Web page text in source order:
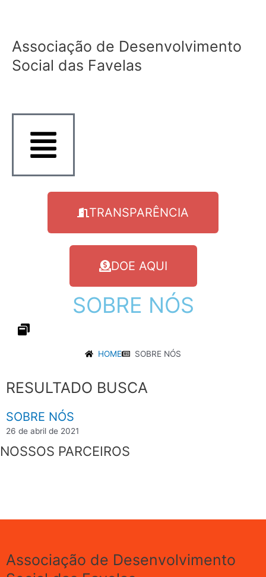
conteúdo
Associação de Desenvolvimento
Social das Favelas
TRANSPARÊNCIA
DOE AQUI
SOBRE NÓS
HOME SOBRE NÓS
RESULTADO BUSCA
SOBRE NÓS
26 de abril de 2021
NOSSOS PARCEIROS
Associação de Desenvolvimento